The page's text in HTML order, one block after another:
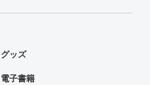
グッズ
電子書籍